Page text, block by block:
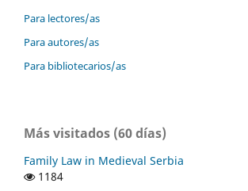
Para lectores/as
Para autores/as
Para bibliotecarios/as
Más visitados (60 días)
Family Law in Medieval Serbia
1184